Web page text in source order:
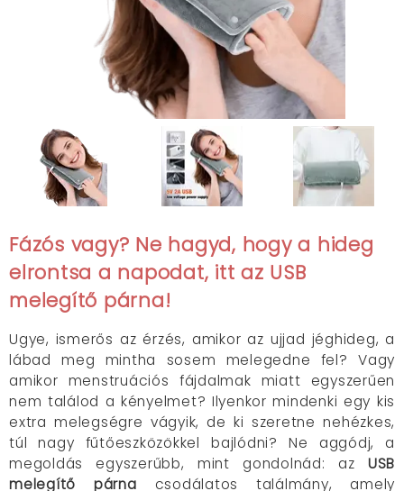
Fázós vagy? Ne hagyd, hogy a hideg
elrontsa a napodat, itt az USB
melegítő párna!
Ugye, ismerős az érzés, amikor az ujjad jéghideg, a
lábad meg mintha sosem melegedne fel? Vagy
amikor menstruációs fájdalmak miatt egyszerűen
nem találod a kényelmet? Ilyenkor mindenki egy kis
extra melegségre vágyik, de ki szeretne nehézkes,
túl nagy fűtőeszközökkel bajlódni? Ne aggódj, a
megoldás egyszerűbb, mint gondolnád: az USB
melegítő párna csodálatos találmány, amely